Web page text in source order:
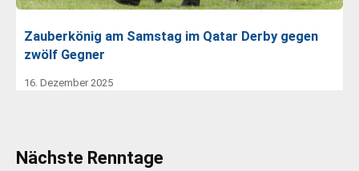
Zauberkönig am Samstag im Qatar Derby gegen
zwölf Gegner
16. Dezember 2025
Nächste Renntage